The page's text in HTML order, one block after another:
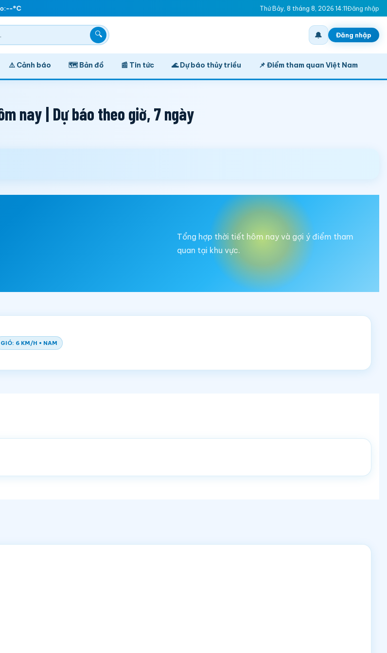
--°C Thứ Bảy, 8 tháng 8, 2026 14:11Đăng nhập
🔍 🔔 Đăng nhập
⚠️ Cảnh báo 🗺️ Bản đồ 📰 Tin tức 🌊 Dự báo thủy triều 📌 Điểm tham quan Việt Nam
nay | Dự báo theo giờ, 7 ngày
Tổng hợp thời tiết hôm nay và gợi ý điểm tham
quan tại khu vực.
GIÓ: 6 KM/H • NAM